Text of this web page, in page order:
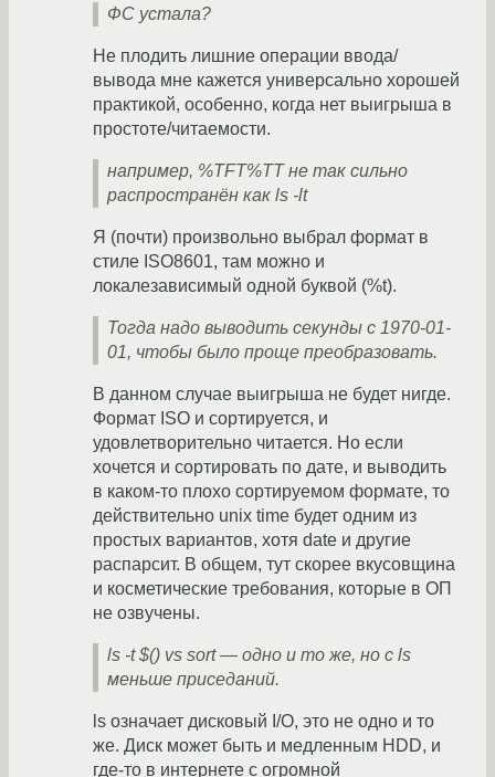
ФС устала?
Не плодить лишние операции ввода/
вывода мне кажется универсально хорошей
практикой, особенно, когда нет выигрыша в
простоте/читаемости.
например, %TFT%TT не так сильно
распространён как ls -lt
Я (почти) произвольно выбрал формат в
стиле ISO8601, там можно и
локалезависимый одной буквой (%t).
Тогда надо выводить секунды с 1970-01-
01, чтобы было проще преобразовать.
В данном случае выигрыша не будет нигде.
Формат ISO и сортируется, и
удовлетворительно читается. Но если
хочется и сортировать по дате, и выводить
в каком-то плохо сортируемом формате, то
действительно unix time будет одним из
простых вариантов, хотя date и другие
распарсит. В общем, тут скорее вкусовщина
и косметические требования, которые в ОП
не озвучены.
ls -t $() vs sort — одно и то же, но с ls
меньше приседаний.
ls означает дисковый I/O, это не одно и то
же. Диск может быть и медленным HDD, и
где-то в интернете с огромной